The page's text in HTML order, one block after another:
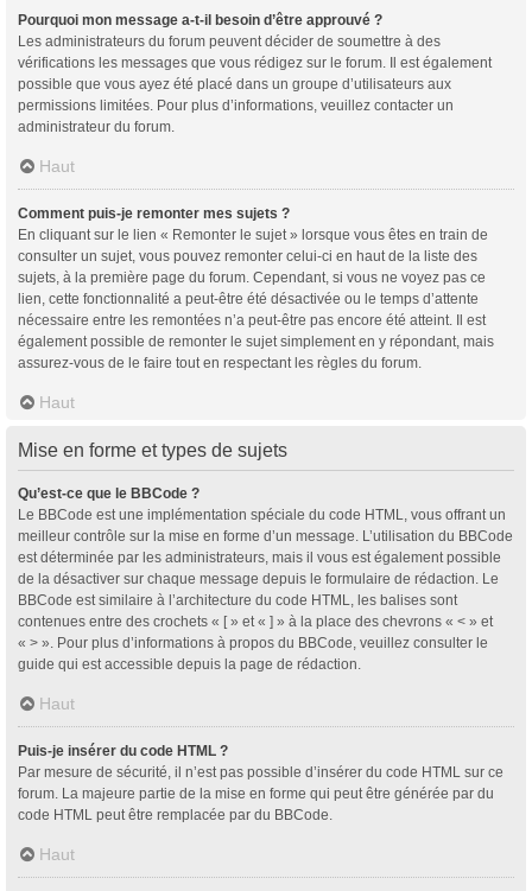
Pourquoi mon message a-t-il besoin d’être approuvé ?
Les administrateurs du forum peuvent décider de soumettre à des
vérifications les messages que vous rédigez sur le forum. Il est également
possible que vous ayez été placé dans un groupe d’utilisateurs aux
permissions limitées. Pour plus d’informations, veuillez contacter un
administrateur du forum.
Haut
Comment puis-je remonter mes sujets ?
En cliquant sur le lien « Remonter le sujet » lorsque vous êtes en train de
consulter un sujet, vous pouvez remonter celui-ci en haut de la liste des
sujets, à la première page du forum. Cependant, si vous ne voyez pas ce
lien, cette fonctionnalité a peut-être été désactivée ou le temps d’attente
nécessaire entre les remontées n’a peut-être pas encore été atteint. Il est
également possible de remonter le sujet simplement en y répondant, mais
assurez-vous de le faire tout en respectant les règles du forum.
Haut
Mise en forme et types de sujets
Qu’est-ce que le BBCode ?
Le BBCode est une implémentation spéciale du code HTML, vous offrant un
meilleur contrôle sur la mise en forme d’un message. L’utilisation du BBCode
est déterminée par les administrateurs, mais il vous est également possible
de la désactiver sur chaque message depuis le formulaire de rédaction. Le
BBCode est similaire à l’architecture du code HTML, les balises sont
contenues entre des crochets « [ » et « ] » à la place des chevrons « < » et
« > ». Pour plus d’informations à propos du BBCode, veuillez consulter le
guide qui est accessible depuis la page de rédaction.
Haut
Puis-je insérer du code HTML ?
Par mesure de sécurité, il n’est pas possible d’insérer du code HTML sur ce
forum. La majeure partie de la mise en forme qui peut être générée par du
code HTML peut être remplacée par du BBCode.
Haut